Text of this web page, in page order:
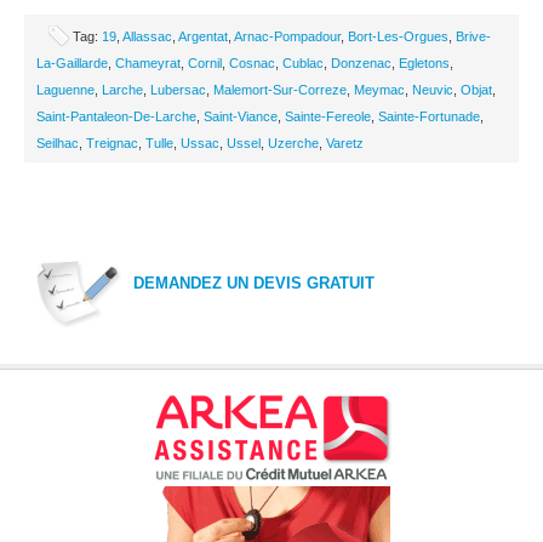
Tag: 19 Allassac Argentat Arnac-Pompadour, Bort-Les-Orgues
Brive-
La-Gaillarde Chameyrat Cornil Cosnac Cublac Donzenac Egletons
Laguenne Larche Lubersac Malemort-Sur-Correze Meymac Neuvic Objat
Saint-Pantaleon-De-Larche Saint-Viance Sainte-Fereole Sainte-Fortunade
Seilhac Treignac Tulle Ussac Ussel Uzerche Varetz
DEMANDEZ UN DEVIS GRATUIT